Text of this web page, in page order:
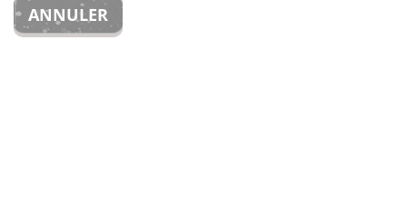
ANNULER